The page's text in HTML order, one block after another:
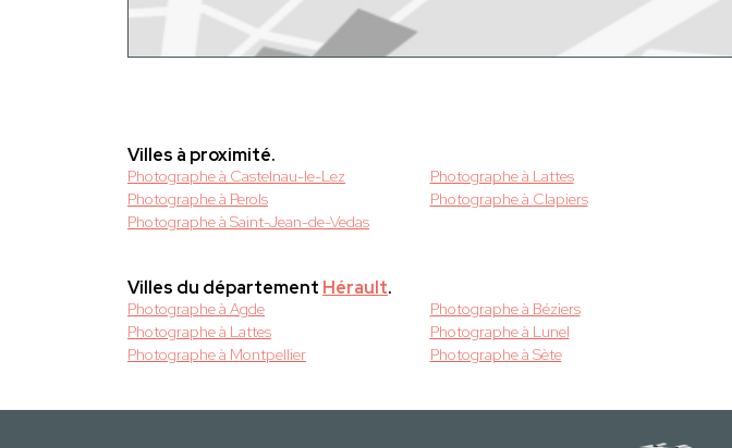
Villes à proximité.
Photographe à Castelnau-le-Lez Photographe à Lattes
Photographe à Perols
Photographe à Clapiers
Photographe à Saint-Jean-de-Vedas
Villes du département Hérault.
Photographe à Agde Photographe à Béziers
Photographe à Lattes
Photographe à Lunel
Photographe à Montpellier
Photographe à Sète